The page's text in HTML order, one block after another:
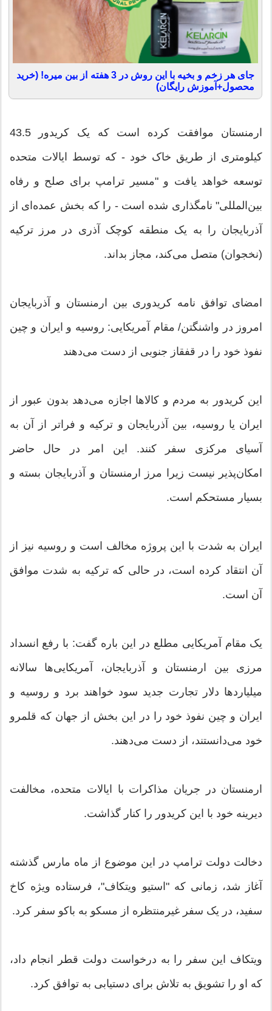
جای هر زخم و بخیه با این روش در 3 هفته از بین میره! (خرید
محصول+آموزش رایگان)
ارمنستان موافقت کرده است که یک کریدور 43.5
کیلومتری از طریق خاک خود - که توسط ایالات متحده
توسعه خواهد یافت و "مسیر ترامپ برای صلح و رفاه
بین‌المللی" نامگذاری شده است - را که بخش عمده‌ای از
آذربایجان را به یک منطقه کوچک آذری در مرز ترکیه
(نخجوان) متصل می‌کند، مجاز بداند.
امضای توافق نامه کریدوری بین ارمنستان و آذربایجان
امروز در واشنگتن/ مقام آمریکایی: روسیه و ایران و چین
نفوذ خود را در قفقاز جنوبی از دست می‌دهند
این کریدور به مردم و کالاها اجازه می‌دهد بدون عبور از
ایران یا روسیه، بین آذربایجان و ترکیه و فراتر از آن به
آسیای مرکزی سفر کنند. این امر در حال حاضر
امکان‌پذیر نیست زیرا مرز ارمنستان و آذربایجان بسته و
بسیار مستحکم است.
ایران به شدت با این پروژه مخالف است و روسیه نیز از
آن انتقاد کرده است، در حالی که ترکیه به شدت موافق
آن است.
یک مقام آمریکایی مطلع در این باره گفت: با رفع انسداد
مرزی بین ارمنستان و آذربایجان، آمریکایی‌ها سالانه
میلیاردها دلار تجارت جدید سود خواهند برد و روسیه و
ایران و چین نفوذ خود را در این بخش از جهان که قلمرو
خود می‌دانستند، از دست می‌دهند.
ارمنستان در جریان مذاکرات با ایالات متحده، مخالفت
دیرینه خود با این کریدور را کنار گذاشت.
دخالت دولت ترامپ در این موضوع از ماه مارس گذشته
آغاز شد، زمانی که "استیو ویتکاف"، فرستاده ویژه کاخ
سفید، در یک سفر غیرمنتظره از مسکو به باکو سفر کرد.
ویتکاف این سفر را به درخواست دولت قطر انجام داد،
که او را تشویق به تلاش برای دستیابی به توافق کرد.